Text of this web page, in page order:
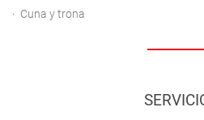
Cuna y trona